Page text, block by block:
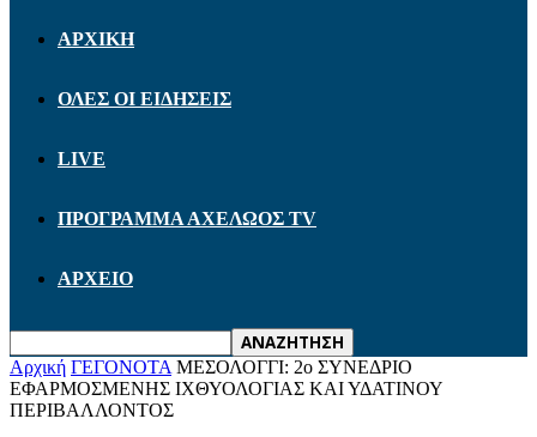
ΑΡΧΙΚΗ
ΟΛΕΣ ΟΙ ΕΙΔΗΣΕΙΣ
LIVE
ΠΡΟΓΡΑΜΜΑ ΑΧΕΛΩΟΣ TV
ΑΡΧΕΙΟ
Αρχική ΓΕΓΟΝΟΤΑ ΜΕΣΟΛΟΓΓΙ: 2ο ΣΥΝΕΔΡΙΟ
ΕΦΑΡΜΟΣΜΕΝΗΣ ΙΧΘΥΟΛΟΓΙΑΣ ΚΑΙ ΥΔΑΤΙΝΟΥ
ΠΕΡΙΒΑΛΛΟΝΤΟΣ